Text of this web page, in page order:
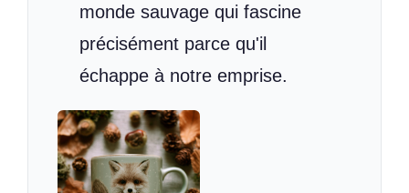
monde sauvage qui fascine
précisément parce qu'il
échappe à notre emprise.